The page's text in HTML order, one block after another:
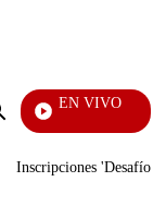
Enviar
EN VIVO
Sábados
Inscripciones 'Desafío'